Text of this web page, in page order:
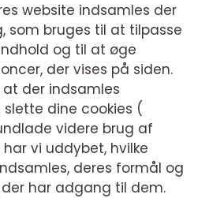
website indsamles der
som bruges til at tilpasse
og til at øge
der vises på siden.
at der indsamles
dine cookies (
videre brug af
vi uddybet, hvilke
deres formål og
har adgang til dem.